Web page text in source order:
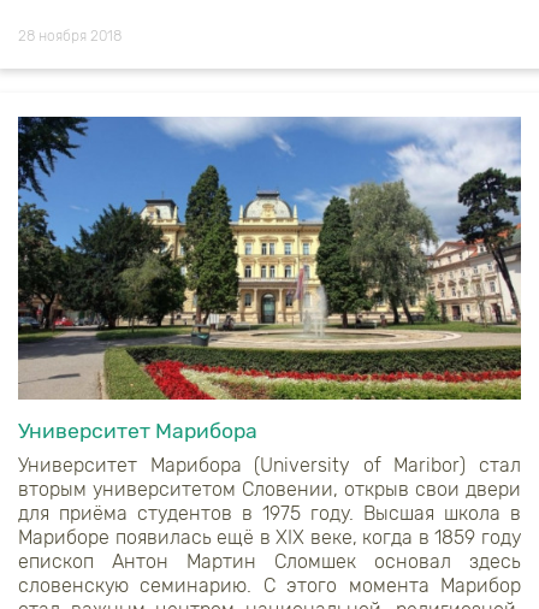
28 ноября 2018
Университет Марибора
Университет Марибора (University of Maribor) стал
вторым университетом Словении, открыв свои двери
для приёма студентов в 1975 году. Высшая школа в
Мариборе появилась ещё в XIX веке, когда в 1859 году
епископ Антон Мартин Сломшек основал здесь
словенскую семинарию. С этого момента Марибор